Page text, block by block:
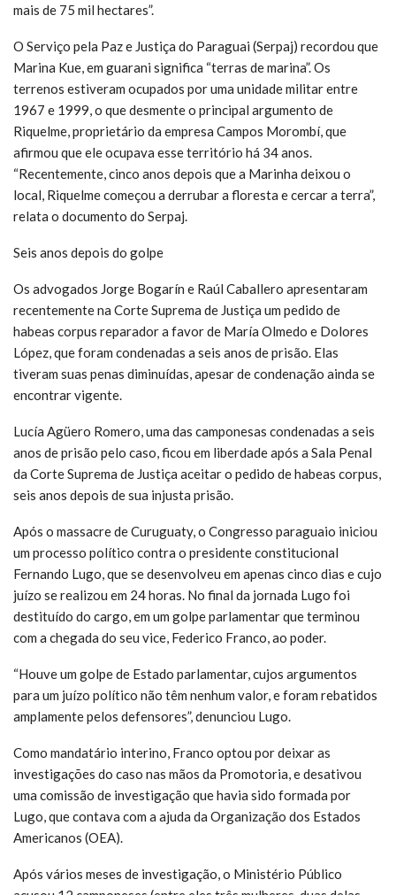
mais de 75 mil hectares”.
O Serviço pela Paz e Justiça do Paraguai (Serpaj) recordou que
Marina Kue, em guarani significa “terras de marina”. Os
terrenos estiveram ocupados por uma unidade militar entre
1967 e 1999, o que desmente o principal argumento de
Riquelme, proprietário da empresa Campos Morombí, que
afirmou que ele ocupava esse território há 34 anos.
“Recentemente, cinco anos depois que a Marinha deixou o
local, Riquelme começou a derrubar a floresta e cercar a terra”,
relata o documento do Serpaj.
Seis anos depois do golpe
Os advogados Jorge Bogarín e Raúl Caballero apresentaram
recentemente na Corte Suprema de Justiça um pedido de
habeas corpus reparador a favor de María Olmedo e Dolores
López, que foram condenadas a seis anos de prisão. Elas
tiveram suas penas diminuídas, apesar de condenação ainda se
encontrar vigente.
Lucía Agüero Romero, uma das camponesas condenadas a seis
anos de prisão pelo caso, ficou em liberdade após a Sala Penal
da Corte Suprema de Justiça aceitar o pedido de habeas corpus,
seis anos depois de sua injusta prisão.
Após o massacre de Curuguaty, o Congresso paraguaio iniciou
um processo político contra o presidente constitucional
Fernando Lugo, que se desenvolveu em apenas cinco dias e cujo
juízo se realizou em 24 horas. No final da jornada Lugo foi
destituído do cargo, em um golpe parlamentar que terminou
com a chegada do seu vice, Federico Franco, ao poder.
“Houve um golpe de Estado parlamentar, cujos argumentos
para um juízo político não têm nenhum valor, e foram rebatidos
amplamente pelos defensores”, denunciou Lugo.
Como mandatário interino, Franco optou por deixar as
investigações do caso nas mãos da Promotoria, e desativou
uma comissão de investigação que havia sido formada por
Lugo, que contava com a ajuda da Organização dos Estados
Americanos (OEA).
Após vários meses de investigação, o Ministério Público